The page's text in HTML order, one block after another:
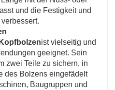
und die Festigkeit und
ist vielseitig und
geeignet. Sein
zwei Teile zu sichern, in
des Bolzens eingefädelt
Baugruppen und